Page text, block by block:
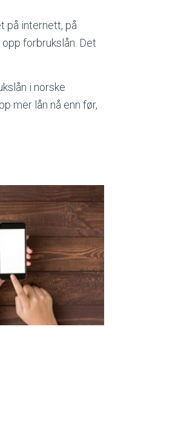
på internett, på
forbrukslån. Det
i norske
mer lån nå enn før,